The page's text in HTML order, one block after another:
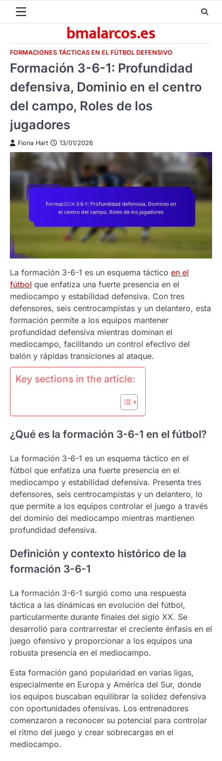
bmalarcos.es
FORMACIONES TÁCTICAS EN EL FÚTBOL DEFENSIVO
Formación 3-6-1: Profundidad
defensiva, Dominio en el centro
del campo, Roles de los
jugadores
Fiona Hart 13/01/2026
La formación 3-6-1 es un esquema táctico en el
fútbol que enfatiza una fuerte presencia en el
mediocampo y estabilidad defensiva. Con tres
defensores, seis centrocampistas y un delantero, esta
formación permite a los equipos mantener
profundidad defensiva mientras dominan el
mediocampo, facilitando un control efectivo del
balón y rápidas transiciones al ataque.
Key sections in the article:
¿Qué es la formación 3-6-1 en el fútbol?
La formación 3-6-1 es un esquema táctico en el
fútbol que enfatiza una fuerte presencia en el
mediocampo y estabilidad defensiva. Presenta tres
defensores, seis centrocampistas y un delantero, lo
que permite a los equipos controlar el juego a través
del dominio del mediocampo mientras mantienen
profundidad defensiva.
Definición y contexto histórico de la
formación 3-6-1
La formación 3-6-1 surgió como una respuesta
táctica a las dinámicas en evolución del fútbol,
particularmente durante finales del siglo XX. Se
desarrolló para contrarrestar el creciente énfasis en el
juego ofensivo y proporcionar a los equipos una
robusta presencia en el mediocampo.
Esta formación ganó popularidad en varias ligas,
especialmente en Europa y América del Sur, donde
los equipos buscaban equilibrar la solidez defensiva
con oportunidades ofensivas. Los entrenadores
comenzaron a reconocer su potencial para controlar
el ritmo del juego y crear sobrecargas en el
mediocampo.